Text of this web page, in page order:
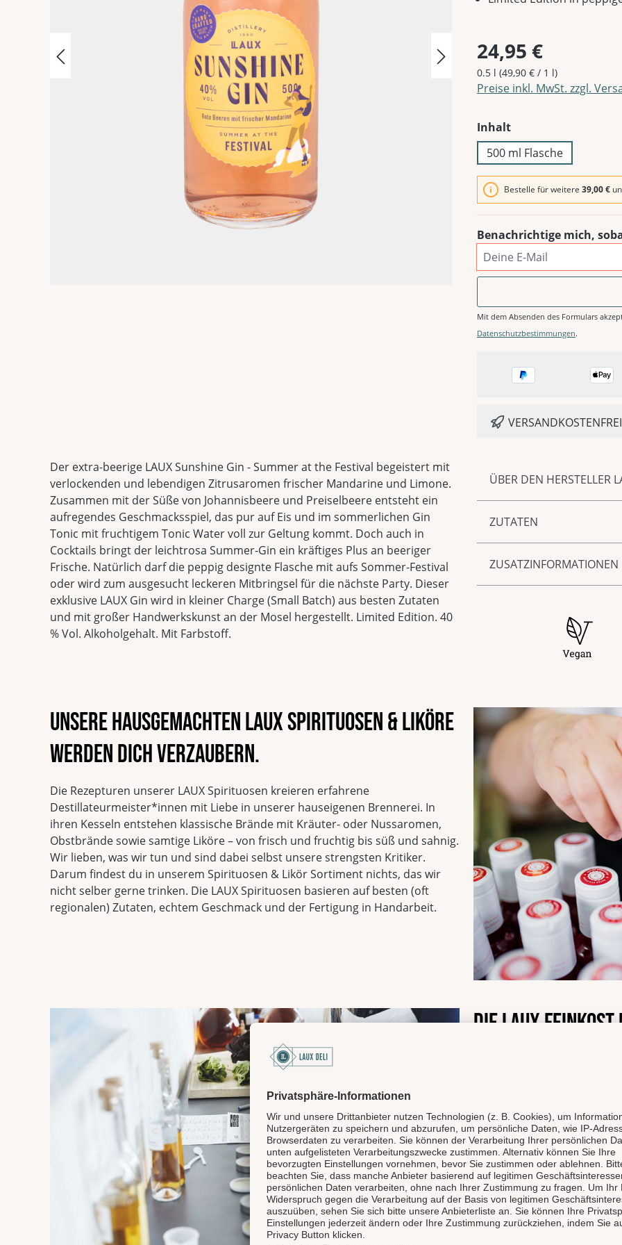
24,95 €
0.5 l (49,90 € / 1 l)
Preise inkl. MwSt. zzgl.
Inhaltauswählen
500 ml Flasche
Bestelle für weitere 39,00 €
Benachrichtige mich,
Deine E-Mail
Mit dem Absenden des Formulars
Datenschutzbestimmungen.
ÜBER DEN HERSTELLER
Saucen und Senf sowie
hauseigenen
unnachahmlich guter
ZUTATEN
ZUSATZINFORMATIONEN
Alkoholgehalt40 % vol
Herkunftsland
Verantwortlicher
54343 Föhren
Deutschland
EAN
4013149167905
Glutenfrei
Ohne
Alkoholgehalt
Laktosefrei
Der extra-beerige LAUX Sunshine Gin - Summer at the Festival begeistert mit
verlockenden und lebendigen Zitrusaromen frischer Mandarine und Limone.
Zusammen mit der Süße von Johannisbeere und Preiselbeere entsteht ein
aufregendes Geschmacksspiel, das pur auf Eis und im sommerlichen Gin
Tonic mit fruchtigem Tonic Water voll zur Geltung kommt. Doch auch in
Cocktails bringt der leichtrosa Summer-Gin ein kräftiges Plus an beeriger
Frische. Natürlich darf die peppig designte Flasche mit aufs Sommer-Festival
oder wird zum ausgesucht leckeren Mitbringsel für die nächste Party. Dieser
exklusive LAUX Gin wird in kleiner Charge (Small Batch) aus besten Zutaten
und mit großer Handwerkskunst an der Mosel hergestellt. Limited Edition. 40
% Vol. Alkoholgehalt. Mit Farbstoff.
Unsere hausgemachten LAUX Spirituosen & Liköre
werden dich verzaubern.
Die Rezepturen unserer LAUX Spirituosen kreieren erfahrene
Destillateurmeister*innen mit Liebe in unserer hauseigenen Brennerei. In
ihren Kesseln entstehen klassische Brände mit Kräuter- oder Nussaromen,
Obstbrände sowie samtige Liköre – von frisch und fruchtig bis süß und sahnig.
Wir lieben, was wir tun und sind dabei selbst unsere strengsten Kritiker.
Darum findest du in unserem Spirituosen & Likör Sortiment nichts, das wir
nicht selber gerne trinken. Die LAUX Spirituosen basieren auf besten (oft
regionalen) Zutaten, echtem Geschmack und der Fertigung in Handarbeit.
Die LAUX
Unsere LAUX Feinkost
Highlight und gehört zu
Feinkostmanufakturen in
produziert handgemachte
Gewürzmischungen und
Delikatessen und
werden hier mit Liebe
Deli) vertrieben. Der LAUX
Eigenmarken, wie die
Deli Garage, Bellezini,